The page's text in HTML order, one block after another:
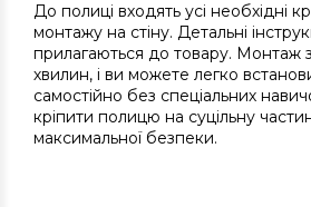
До полиці входять усі необхідні
монтажу на стіну. Детальні
прилагаються до товару. Монтаж
хвилин, і ви можете легко
самостійно без спеціальних
кріпити полицю на суцільну
максимальної безпеки.